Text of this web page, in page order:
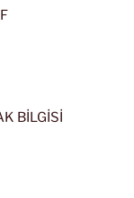
BİLGİSİ